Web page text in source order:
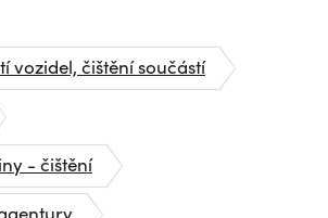
vozidel, čištění součástí
- čištění